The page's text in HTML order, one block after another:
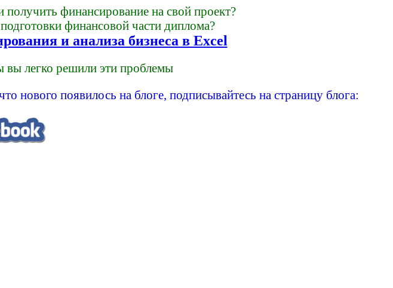
финансирование на свой проект?
финансовой части диплома?
и анализа бизнеса в Excel
вы легко решили эти проблемы
нового появилось на блоге, подписывайтесь на страницу блога: